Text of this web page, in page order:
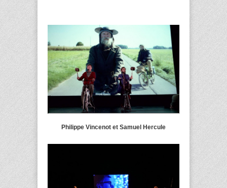
Philippe Vincenot et Samuel Hercule